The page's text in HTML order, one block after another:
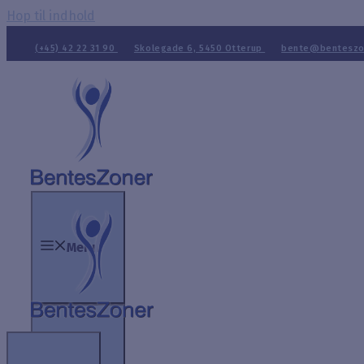
Hop til indhold
(+45) 42 22 31 90 Skolegade 6, 5450 Otterup
Menu